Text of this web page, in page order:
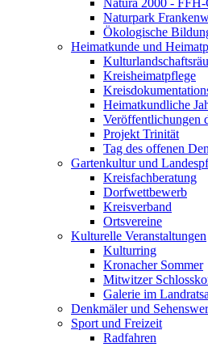
Natura 2000 - FFH-
Naturpark
Ökologische
Heimatkunde und
Kreisheimatpflege
Heimatkundliche
Veröffentlichungen
Projekt Trinität
Tag des offenen
Gartenkultur und
Kreisfachberatung
Dorfwettbewerb
Kreisverband
Ortsvereine
Kulturelle Veranstaltungen
Kulturring
Kronacher Sommer
Mitwitzer
Galerie im
Denkmäler und
Sport und Freizeit
Radfahren